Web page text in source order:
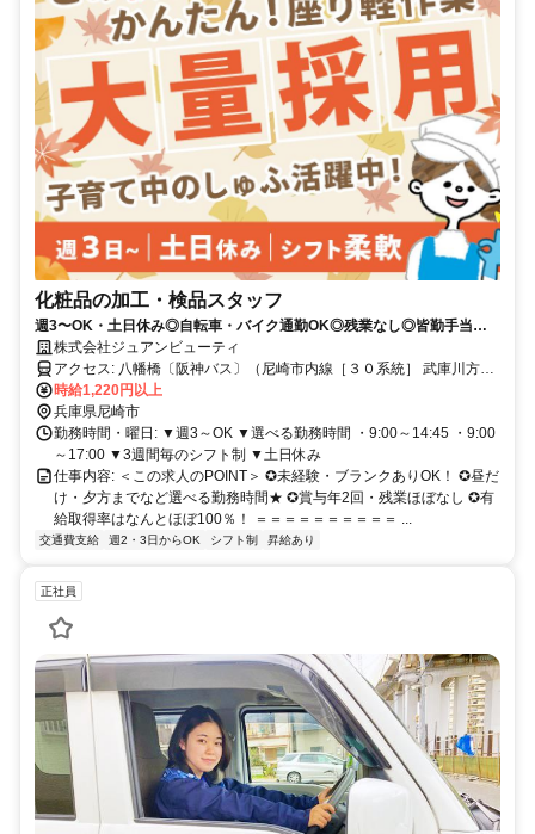
化粧品の加工・検品スタッフ
週3〜OK・土日休み◎自転車・バイク通勤OK◎残業なし◎皆勤手当あ
り・賞与年2回◎30代主婦（夫）さん活躍中！
株式会社ジュアンビューティ
アクセス: 八幡橋〔阪神バス〕（尼崎市内線［３０系統］ 武庫川方
面）
時給1,220円以上
兵庫県尼崎市
勤務時間・曜日: ▼週3～OK ▼選べる勤務時間 ・9:00～14:45 ・9:00
～17:00 ▼3週間毎のシフト制 ▼土日休み
仕事内容: ＜この求人のPOINT＞ ✪未経験・ブランクありOK！ ✪昼だ
け・夕方までなど選べる勤務時間★ ✪賞与年2回・残業ほぼなし ✪有
給取得率はなんとほぼ100％！ ＝＝＝＝＝＝＝＝＝＝ ...
交通費支給 週2・3日からOK シフト制 昇給あり
正社員